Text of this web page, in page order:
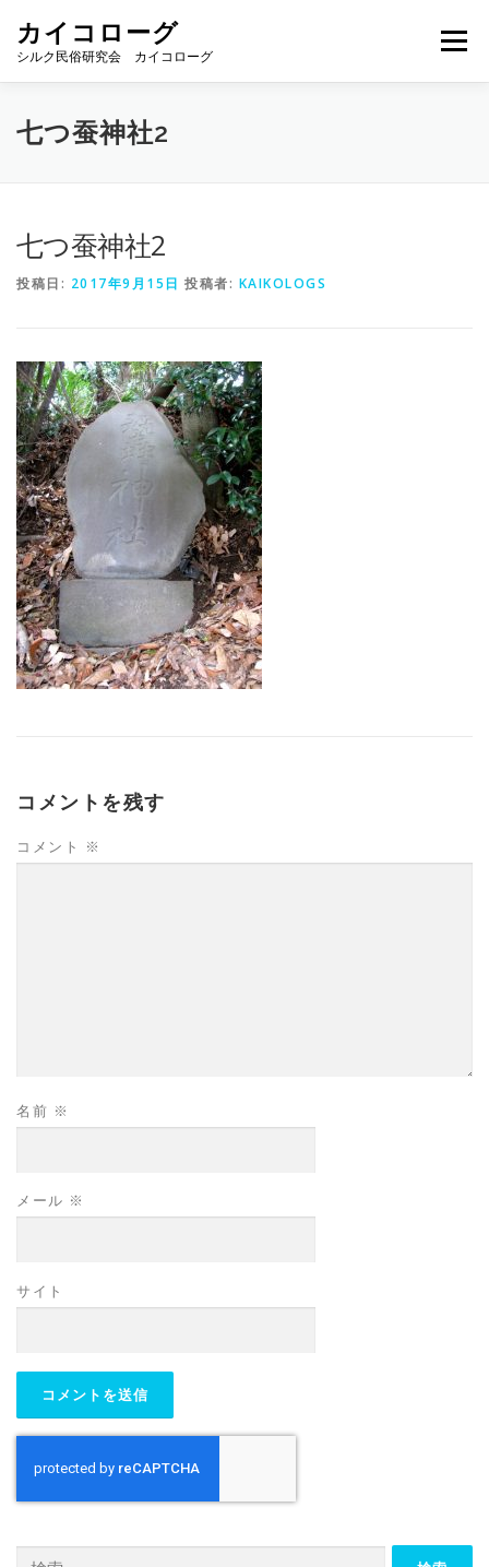
カイコローグ
シルク民俗研究会 カイコローグ
メニュー
カイコローグの歩み
七つ蚕神社2
七つ蚕神社2
投稿日: 2017年9月15日 投稿者: KAIKOLOGS
コメントを残す
コメント ※
名前 ※
メール ※
サイト